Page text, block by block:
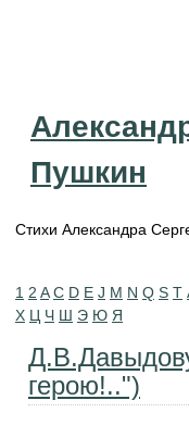
Пушкин
Стихи Александра
1 2 A C D E J M N Q S T
Х Ц Ч Ш Э Ю Я
герою!..")